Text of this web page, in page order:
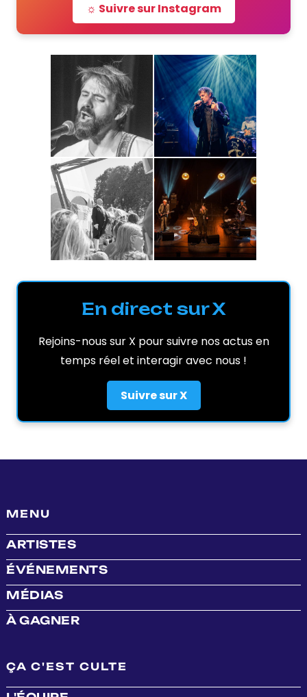
☼ Suivre sur Instagram
En direct sur X
Rejoins-nous sur X pour suivre nos actus en
temps réel et interagir avec nous !
Suivre sur X
MENU
ARTISTES
ÉVÉNEMENTS
MÉDIAS
À GAGNER
ÇA C'EST CULTE